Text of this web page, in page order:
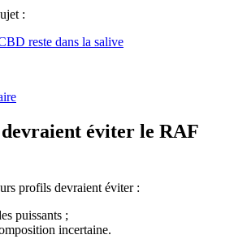
:
reste dans la salive
éviter le RAF
profils devraient éviter :
puissants ;
incertaine.